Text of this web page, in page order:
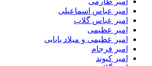
امیر عباس اسماعیلی
امیر عباس گلاب
امیر عظیمی
امیر عظیمی و میلاد بابایی
امیر فرجام
امیر کیوند